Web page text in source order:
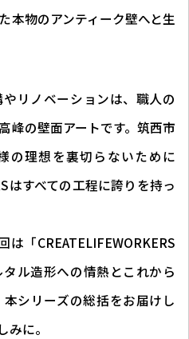
本物のアンティーク壁へと生
リノベーションは、職人の
峰の壁面アートです。筑西市
の理想を裏切らないために
はすべての工程に誇りを持っ
「CREATELIFEWORKERS
ル造形への情熱とこれから
シリーズの総括をお届けし
に。